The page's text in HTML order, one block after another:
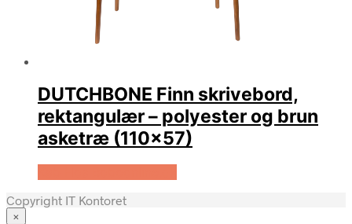
DUTCHBONE Finn skrivebord,
rektangulær – polyester og brun
asketræ (110×57)
Copyright IT Kontoret
×